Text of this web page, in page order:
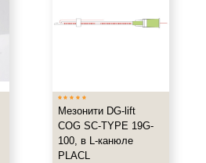
Мезонити DG-lift
COG SC-TYPE 19G-
100, в L-канюле
PLACL